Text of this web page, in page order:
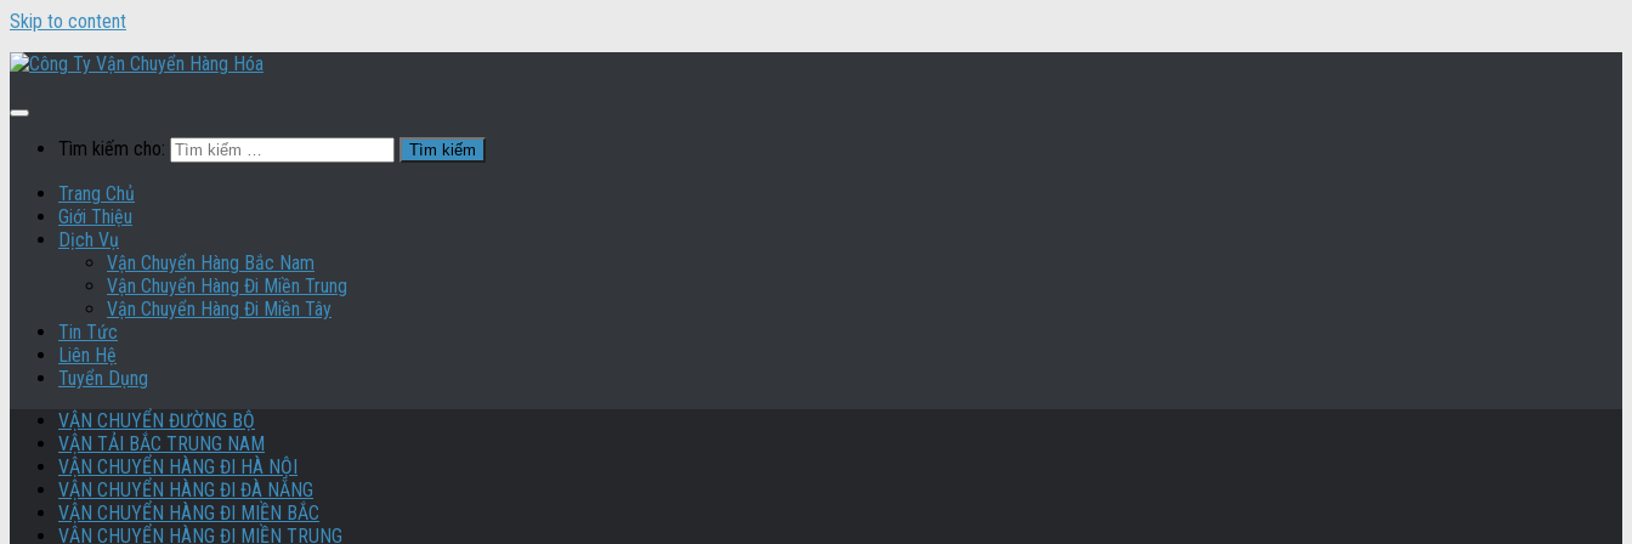
Skip to content
Tìm kiếm cho:
Trang Chủ
Giới Thiệu
Dịch Vụ
Vận Chuyển Hàng Bắc Nam
Vận Chuyển Hàng Đi Miền Trung
Vận Chuyển Hàng Đi Miền Tây
Tin Tức
Liên Hệ
Tuyển Dụng
VẬN CHUYỂN ĐƯỜNG BỘ
VẬN TẢI BẮC TRUNG NAM
VẬN CHUYỂN HÀNG ĐI HÀ NỘI
VẬN CHUYỂN HÀNG ĐI ĐÀ NẴNG
VẬN CHUYỂN HÀNG ĐI MIỀN BẮC
VẬN CHUYỂN HÀNG ĐI MIỀN TRUNG